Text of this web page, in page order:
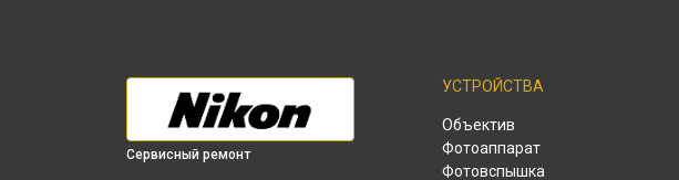
Сервисный ремонт
УСТРОЙСТВА
Объектив
Фотоаппарат
Фотовспышка